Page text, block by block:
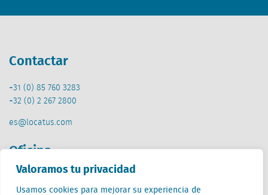
Valoramos tu privacidad
Usamos cookies para mejorar su experiencia de
Contactar
+31 (0) 85 760 3283
+32 (0) 2 267 2800
es@locatus.com
Oficina
Creative Valley